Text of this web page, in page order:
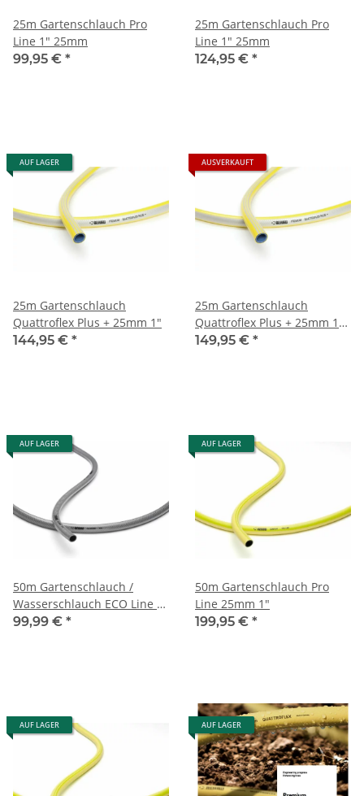
25m Gartenschlauch Pro
Line 1" 25mm
99,95 € *
25m Gartenschlauch Pro
Line 1" 25mm
124,95 € *
AUF LAGER
25m Gartenschlauch
Quattroflex Plus + 25mm 1"
144,95 € *
AUSVERKAUFT
25m Gartenschlauch
Quattroflex Plus + 25mm 1"
Rehau
149,95 € *
AUF LAGER
50m Gartenschlauch /
Wasserschlauch ECO Line 1"
von Rehau
99,99 € *
AUF LAGER
50m Gartenschlauch Pro
Line 25mm 1"
199,95 € *
AUF LAGER AUF LAGER